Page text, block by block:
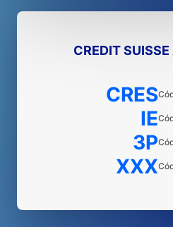
CREDIT SUISSE
CRES
IE
3P
XXX